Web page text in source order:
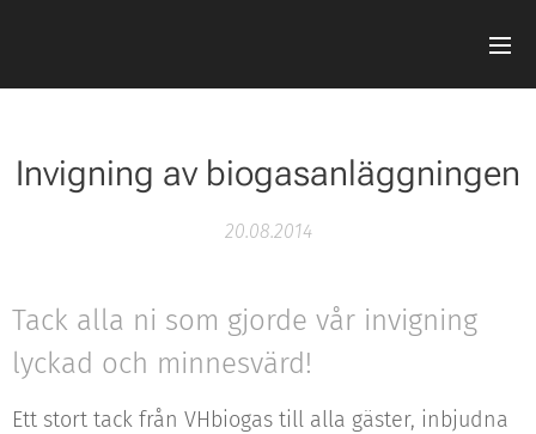
Invigning av biogasanläggningen
20.08.2014
Tack alla ni som gjorde vår invigning
lyckad och minnesvärd!
Ett stort tack från VHbiogas till alla gäster, inbjudna